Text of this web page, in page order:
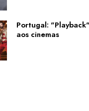
Portugal:
aos cinemas